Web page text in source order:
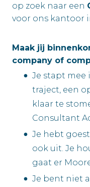
op zoek naar een
voor ons kantoor
Maak jij
company of
Je stapt mee
traject, een
klaar te
Consultant
Je hebt
ook uit. Je
gaat er
Je bent niet